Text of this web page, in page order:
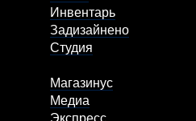
Инвентарь
Задизайнено
Студия
Магазинус
Медиа
Экспресс